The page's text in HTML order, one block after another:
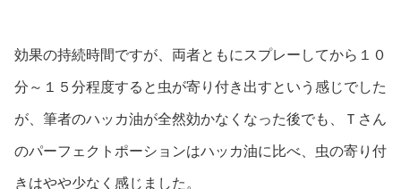
効果の持続時間ですが、両者ともにスプレーしてから１０
分～１５分程度すると虫が寄り付き出すという感じでした
が、筆者のハッカ油が全然効かなくなった後でも、Ｔさん
のパーフェクトポーションはハッカ油に比べ、虫の寄り付
きはやや少なく感じました。